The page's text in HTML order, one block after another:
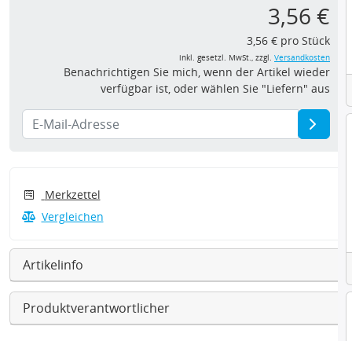
3,56 €
3,56 € pro Stück
inkl. gesetzl. MwSt., zzgl. Versandkosten
Benachrichtigen Sie mich, wenn der Artikel wieder
verfügbar ist, oder wählen Sie "Liefern" aus
Merkzettel
Vergleichen
Artikelinfo
Produktverantwortlicher